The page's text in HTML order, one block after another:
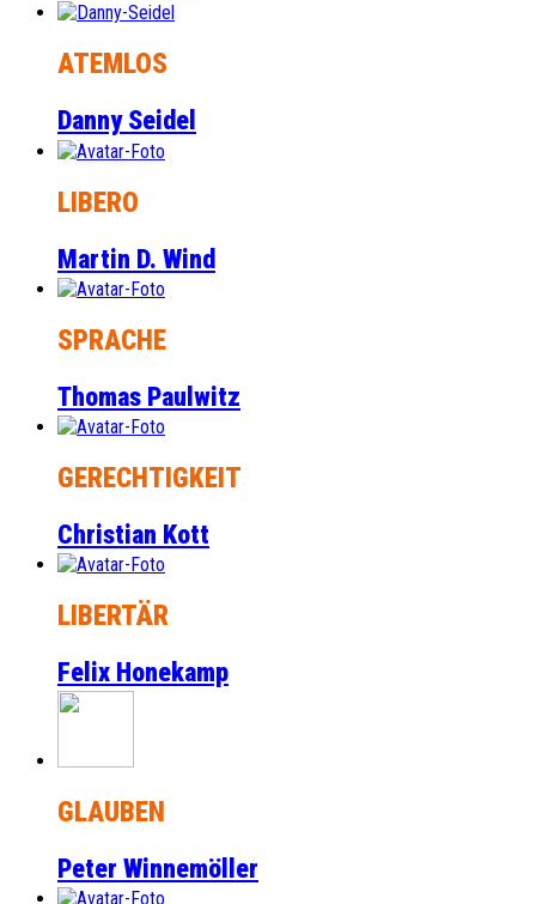
ATEMLOS
Danny Seidel
LIBERO
Martin D. Wind
SPRACHE
Thomas Paulwitz
GERECHTIGKEIT
Christian Kott
LIBERTÄR
Felix Honekamp
GLAUBEN
Peter Winnemöller